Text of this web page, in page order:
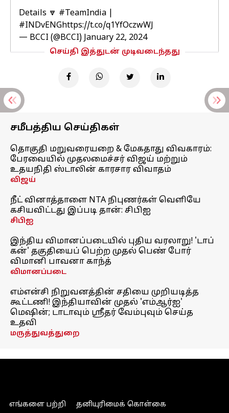
Details 🔽 #TeamIndia
#INDvENGhttps://t.co/q1YfOczwWJ
— BCCI (@BCCI) January 22, 2024
செய்தி இத்துடன் முடிவடைந்தது
சமீபத்திய செய்திகள்
தொகுதி மறுவரையறை & மேகதாது விவகாரம்:
பேரவையில் முதலமைச்சர் விஜய் மற்றும்
உதயநிதி ஸ்டாலின் காரசார விவாதம்
விஜய்
நீட் வினாத்தாளை NTA நிபுணர்கள் வெளியே
கசியவிட்டது இப்படி தான்: சிபிஐ
சிபிஐ
இந்திய விமானப்படையில் புதிய வரலாறு! 'டாப்
கன்' தகுதியைப் பெற்ற முதல் பெண் போர்
விமானி பாவனா காந்த்
விமானப்படை
எம்என்சி நிறுவனத்தின் சதியை முறியடித்த
கூட்டணி! இந்தியாவின் முதல் 'எம்ஆர்ஐ'
மெஷின்; டாடாவும் ஸ்ரீதர் வேம்புவும் செய்த
உதவி
மருத்துவத்துறை
எங்களை பற்றி தனியுரிமைக் கொள்கை